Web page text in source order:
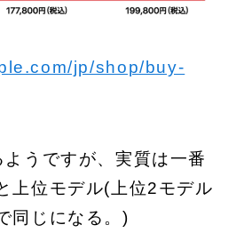
jp/shop/buy-
うですが、実質は一番
上位モデル(上位2モデル
同じになる。)